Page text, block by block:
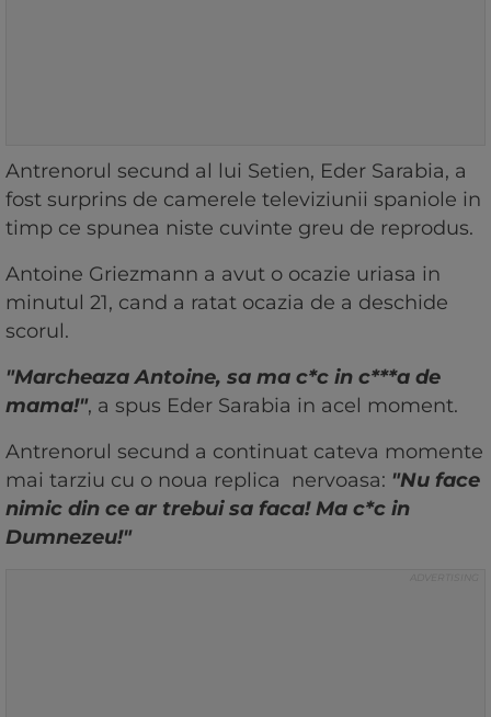
Antrenorul secund al lui Setien, Eder Sarabia, a
fost surprins de camerele televiziunii spaniole in
timp ce spunea niste cuvinte greu de reprodus.
Antoine Griezmann a avut o ocazie uriasa in
minutul 21, cand a ratat ocazia de a deschide
scorul.
"Marcheaza Antoine, sa ma c*c in c***a de
mama!", a spus Eder Sarabia in acel moment.
Antrenorul secund a continuat cateva momente
mai tarziu cu o noua replica nervoasa: "Nu face
nimic din ce ar trebui sa faca! Ma c*c in
Dumnezeu!"